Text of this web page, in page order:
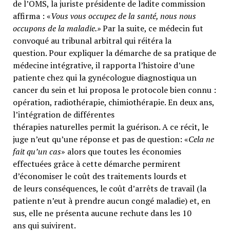
de l’OMS, la juriste présidente de ladite commission
affirma : «Vous vous occupez de la santé, nous nous
occupons de la maladie.»Par la suite, ce médecin fut
convoqué au tribunal arbitral qui réitéra la
question. Pour expliquer la démarche de sa pratique de
médecine intégrative, il rapporta l’histoire d’une
patiente chez qui la gynécologue diagnostiqua un
cancer du sein et lui proposa le protocole bien connu :
opération, radiothérapie, chimiothérapie. En deux ans,
l’intégration de différentes
thérapies naturelles permit la guérison. A ce récit, le
juge n’eut qu’une réponse et pas de question: «Cela ne
fait qu’un cas» alors que toutes les économies
effectuées grâce à cette démarche permirent
d’économiser le coût des traitements lourds et
de leurs conséquences, le coût d’arrêts de travail (la
patiente n’eut à prendre aucun congé maladie) et, en
sus, elle ne présenta aucune rechute dans les 10
ans qui suivirent.